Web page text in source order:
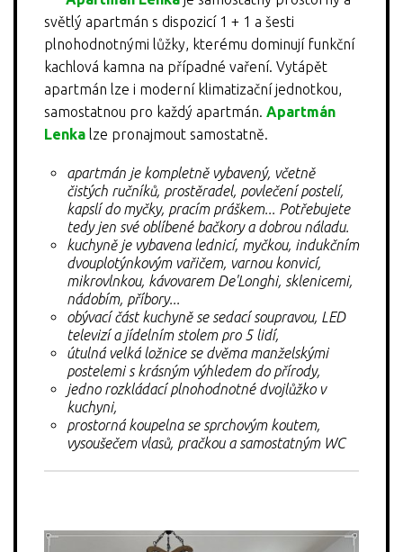
KONTAKT
světlý apartmán s dispozicí 1 + 1 a šesti
plnohodnotnými lůžky, kterému dominují funkční
kachlová kamna na případné vaření. Vytápět
apartmán lze i moderní klimatizační jednotkou,
samostatnou pro každý apartmán. Apartmán
Lenka lze pronajmout samostatně.
apartmán je kompletně vybavený, včetně
čistých ručníků, prostěradel, povlečení postelí,
kapslí do myčky, pracím práškem... Potřebujete
tedy jen své oblíbené bačkory a dobrou náladu.
kuchyně je vybavena lednicí, myčkou, indukčním
dvouplotýnkovým vařičem, varnou konvicí,
mikrovlnkou, kávovarem De'Longhi, sklenicemi,
nádobím, příbory...
obývací část kuchyně se sedací soupravou, LED
televizí a jídelním stolem pro 5 lidí,
útulná velká ložnice se dvěma manželskými
postelemi s krásným výhledem do přírody,
jedno rozkládací plnohodnotné dvojlůžko v
kuchyni,
prostorná koupelna se sprchovým koutem,
vysoušečem vlasů, pračkou a samostatným WC